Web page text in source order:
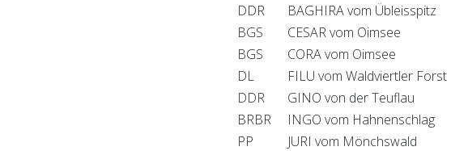
DDR
BGS
BGS
DL
DDR
BRBR
PP
BAGHIRA vom Übleisspitz
CESAR vom Oimsee
CORA vom Oimsee
FILU vom Waldviertler Forst
GINO von der Teuflau
INGO vom Hahnenschlag
JURI vom Mönchswald